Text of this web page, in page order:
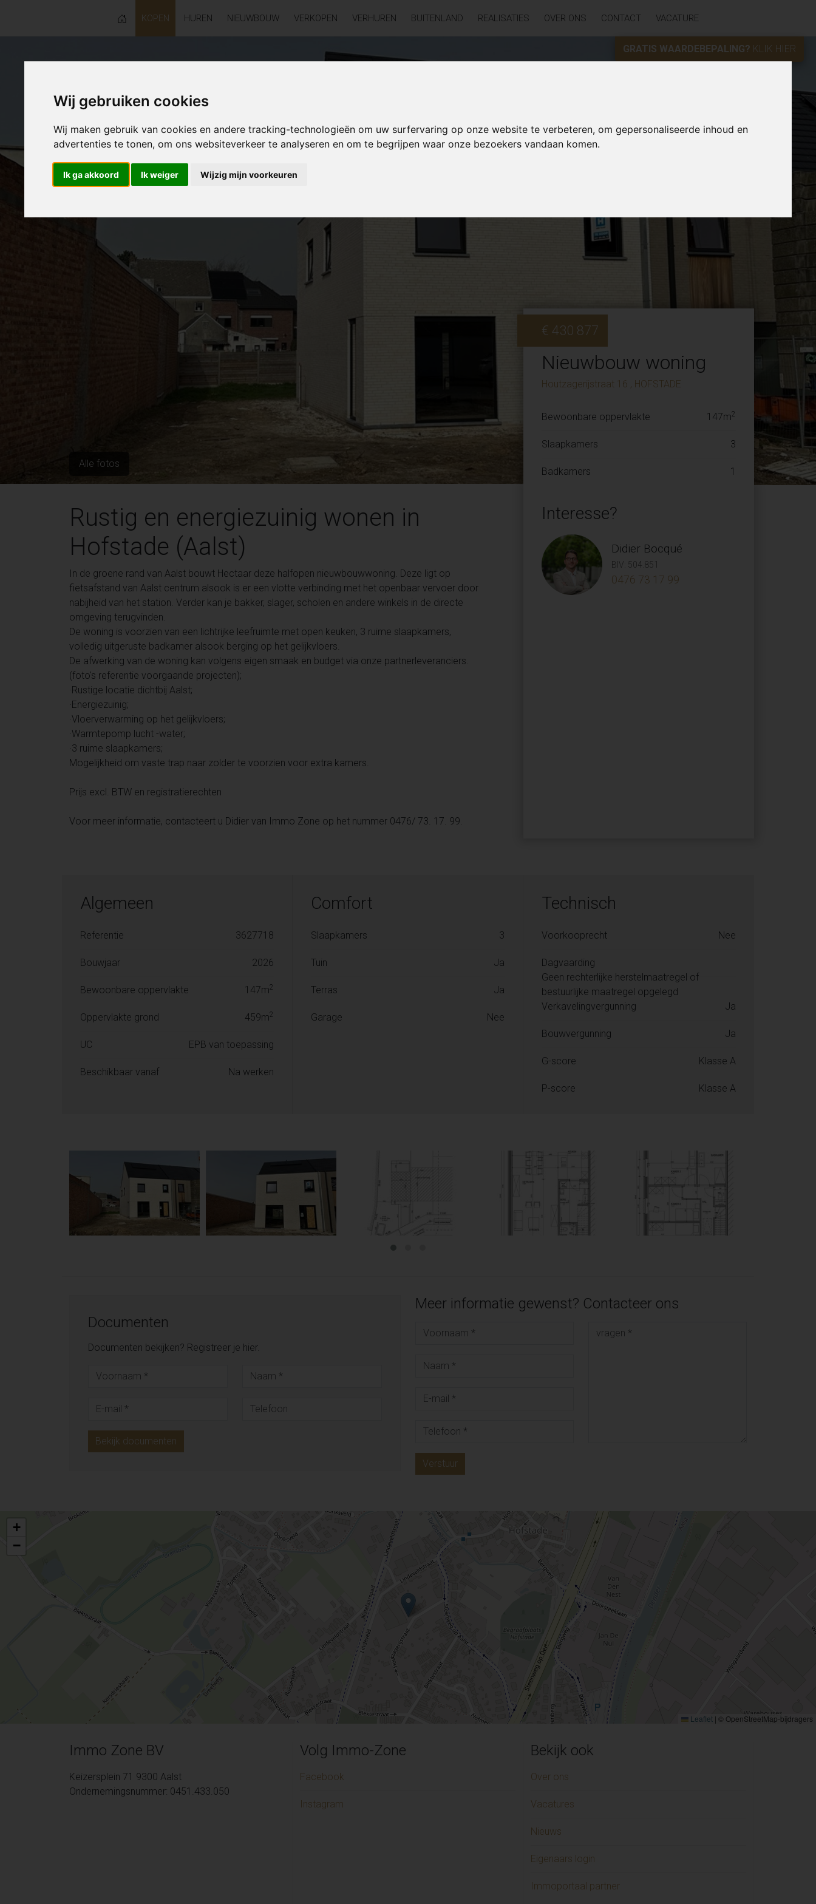
Wij gebruiken cookies
Wij maken gebruik van cookies en andere tracking-technologieën om uw surfervaring op onze website te verbeteren, om gepersonaliseerde inhoud en
advertenties te tonen, om ons websiteverkeer te analyseren en om te begrijpen waar onze bezoekers vandaan komen.
Ik ga akkoord Ik weiger Wijzig mijn voorkeuren
KOPEN HUREN NIEUWBOUW VERKOPEN VERHUREN BUITENLAND REALISATIES OVER ONS CONTACT VACATURE
GRATIS WAARDEBEPALING? KLIK HIER
Alle fotos
Nieuwbouw woning
Houtzagerijstraat 16 , HOFSTADE
€ 430 877
Bewoonbare oppervlakte 147m2
Slaapkamers 3
Badkamers 1
Rustig en energiezuinig wonen in
Hofstade (Aalst)
In de groene rand van Aalst bouwt Hectaar deze halfopen nieuwbouwwoning. Deze ligt op
fietsafstand van Aalst centrum alsook is er een vlotte verbinding met het openbaar vervoer door
nabijheid van het station. Verder kan je bakker, slager, scholen en andere winkels in de directe
omgeving terugvinden.
De woning is voorzien van een lichtrijke leefruimte met open keuken, 3 ruime slaapkamers,
volledig uitgeruste badkamer alsook berging op het gelijkvloers.
De afwerking van de woning kan volgens eigen smaak en budget via onze partnerleveranciers.
(foto's referentie voorgaande projecten);
·Rustige locatie dichtbij Aalst;
·Energiezuinig;
·Vloerverwarming op het gelijkvloers;
·Warmtepomp lucht -water;
·3 ruime slaapkamers;
Mogelijkheid om vaste trap naar zolder te voorzien voor extra kamers.
Prijs excl. BTW en registratierechten
Voor meer informatie, contacteert u Didier van Immo Zone op het nummer 0476/ 73. 17. 99.
Interesse?
Didier Bocqué
BIV: 504.851
0476 73 17 99
Algemeen
Referentie 3627718
Bouwjaar 2026
Bewoonbare oppervlakte 147m2
Oppervlakte grond 459m2
UC EPB van toepassing
Beschikbaar vanaf Na werken
Comfort
Slaapkamers 3
Tuin Ja
Terras Ja
Garage Nee
Technisch
Voorkooprecht Nee
Dagvaarding
Geen rechterlijke herstelmaatregel of
bestuurlijke maatregel opgelegd
Verkavelingvergunning
Ja
Bouwvergunning Ja
G-score Klasse A
P-score Klasse A
Documenten
Documenten bekijken? Registreer je hier.
Bekijk documenten
Meer informatie gewenst? Contacteer ons
Verstuur
+
−
Leaflet | © OpenStreetMap-bijdragers
Immo Zone BV
Keizersplein 71 9300 Aalst
Ondernemingsnummer: 0451.433.050
Volg Immo-Zone
Facebook
Instagram
Bekijk ook
Over ons
Vacatures
Nieuws
Eigenaars login
Immoportaal partner